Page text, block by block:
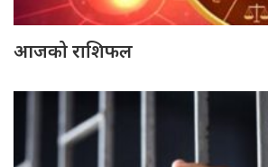
आजको राशिफल